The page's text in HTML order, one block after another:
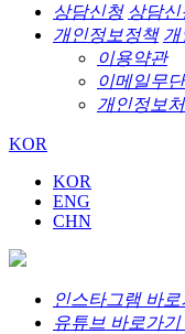
상담신청 상담신
개인정보정책 개
이용약관
이메일무
개인정보
KOR
KOR
ENG
CHN
인스타그램 바
유튜브 바로가기